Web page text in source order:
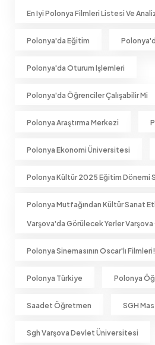
En Iyi Polonya Filmleri Listesi Ve
Polonya'da Eğitim
Polonya'da Oturum Işlemleri
Polonya'da Öğrenciler Çalışabilir Mi
Polonya Araştırma Merkezi
Polonya Ekonomi Üniversitesi
Polonya Kültür 2025 Eğitim Dönemi
Polonya Mutfağından Kültür Sanat
Varşova'da Görülecek Yerler
Polonya Sinemasının Oscar'lı Filmleri!
Polonya Türkiye Polonya
Saadet Öğretmen SGH
Sgh Varşova Devlet Üniversitesi